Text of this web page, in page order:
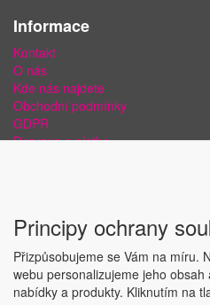
Informace
Kontakt
O nás
Kde nás najdete
Obchodní podmínky
GDPR
Doprava a platba
Principy ochrany
Přizpůsobujeme se Vám na míru.
webu personalizujeme jeho
nabídky a produkty. Kliknutím na